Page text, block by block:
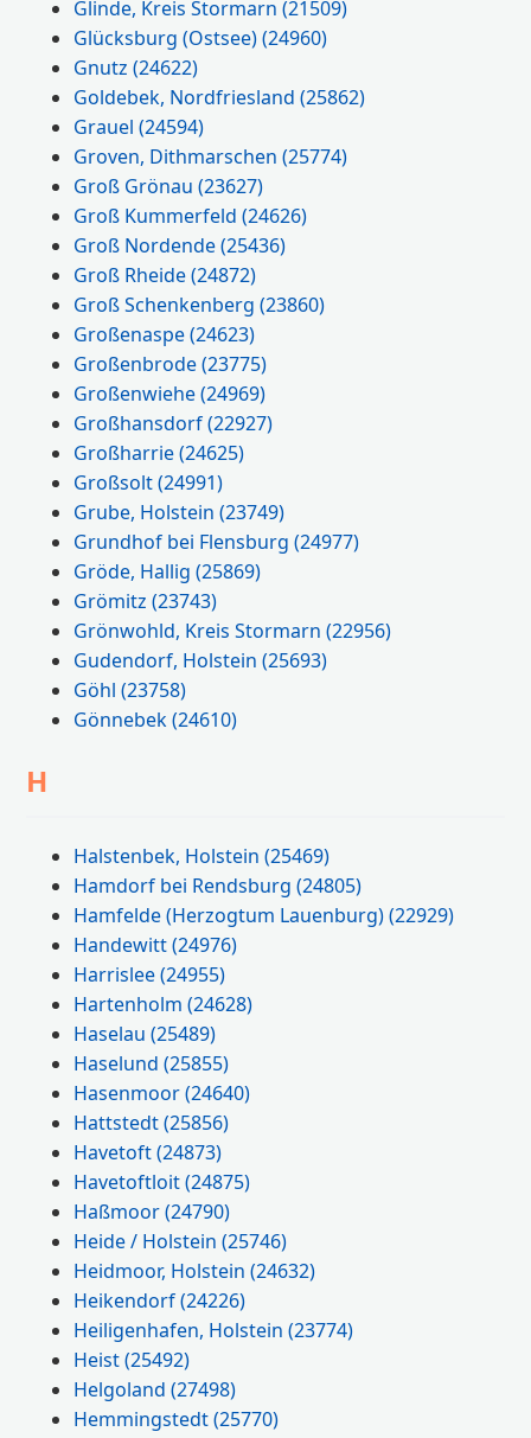
Glinde, Kreis Stormarn(21509)
Glücksburg (Ostsee)(24960)
Gnutz(24622)
Goldebek, Nordfriesland(25862)
Grauel(24594)
Groven, Dithmarschen(25774)
Groß Grönau(23627)
Groß Kummerfeld(24626)
Groß Nordende(25436)
Groß Rheide(24872)
Groß Schenkenberg(23860)
Großenaspe(24623)
Großenbrode(23775)
Großenwiehe(24969)
Großhansdorf(22927)
Großharrie(24625)
Großsolt(24991)
Grube, Holstein(23749)
Grundhof bei Flensburg(24977)
Gröde, Hallig(25869)
Grömitz(23743)
Grönwohld, Kreis Stormarn(22956)
Gudendorf, Holstein(25693)
Göhl(23758)
Gönnebek(24610)
H
Halstenbek, Holstein(25469)
Hamdorf bei Rendsburg(24805)
Hamfelde (Herzogtum Lauenburg)(22929)
Handewitt(24976)
Harrislee(24955)
Hartenholm(24628)
Haselau(25489)
Haselund(25855)
Hasenmoor(24640)
Hattstedt(25856)
Havetoft(24873)
Havetoftloit(24875)
Haßmoor(24790)
Heide / Holstein(25746)
Heidmoor, Holstein(24632)
Heikendorf(24226)
Heiligenhafen, Holstein(23774)
Heist(25492)
Helgoland(27498)
Hemmingstedt(25770)